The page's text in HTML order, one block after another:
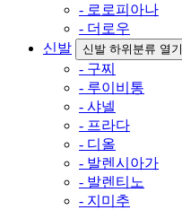
- 로로피아나
- 더로우
신발
신발 하위분류 열기
- 구찌
- 루이비통
- 샤넬
- 프라다
- 디올
- 발렌시아가
- 발렌티노
- 지미추